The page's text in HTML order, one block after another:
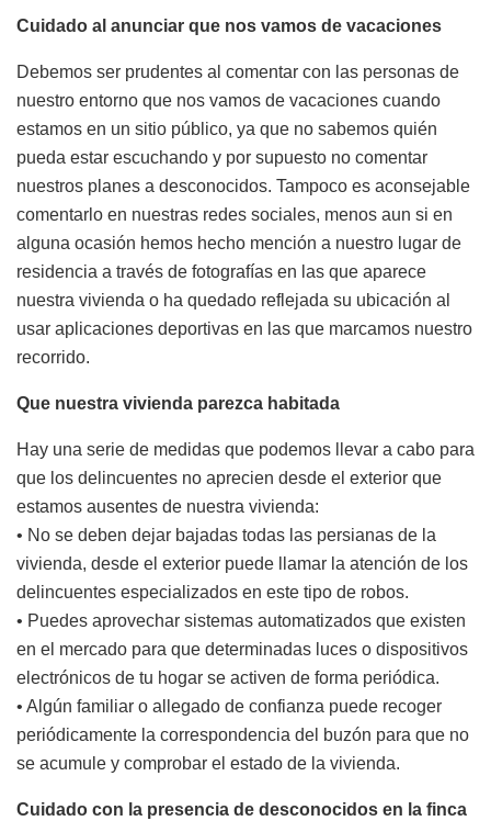
Cuidado al anunciar que nos vamos de vacaciones
Debemos ser prudentes al comentar con las personas de
nuestro entorno que nos vamos de vacaciones cuando
estamos en un sitio público, ya que no sabemos quién
pueda estar escuchando y por supuesto no comentar
nuestros planes a desconocidos. Tampoco es aconsejable
comentarlo en nuestras redes sociales, menos aun si en
alguna ocasión hemos hecho mención a nuestro lugar de
residencia a través de fotografías en las que aparece
nuestra vivienda o ha quedado reflejada su ubicación al
usar aplicaciones deportivas en las que marcamos nuestro
recorrido.
Que nuestra vivienda parezca habitada
Hay una serie de medidas que podemos llevar a cabo para
que los delincuentes no aprecien desde el exterior que
estamos ausentes de nuestra vivienda:
• No se deben dejar bajadas todas las persianas de la
vivienda, desde el exterior puede llamar la atención de los
delincuentes especializados en este tipo de robos.
• Puedes aprovechar sistemas automatizados que existen
en el mercado para que determinadas luces o dispositivos
electrónicos de tu hogar se activen de forma periódica.
• Algún familiar o allegado de confianza puede recoger
periódicamente la correspondencia del buzón para que no
se acumule y comprobar el estado de la vivienda.
Cuidado con la presencia de desconocidos en la finca